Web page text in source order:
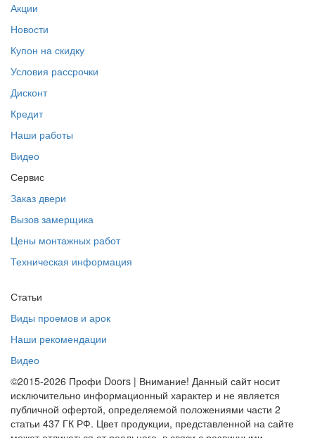
Акции
Новости
Купон на скидку
Условия рассрочки
Дисконт
Кредит
Наши работы
Видео
Сервис
Заказ двери
Вызов замерщика
Цены монтажных работ
Техническая информация
Статьи
Виды проемов и арок
Наши рекомендации
Видео
©2015-2026 Профи Doors | Внимание! Данный сайт носит
исключительно информационный характер и не является
публичной офертой, определяемой положениями части 2
статьи 437 ГК РФ. Цвет продукции, представленной на сайте